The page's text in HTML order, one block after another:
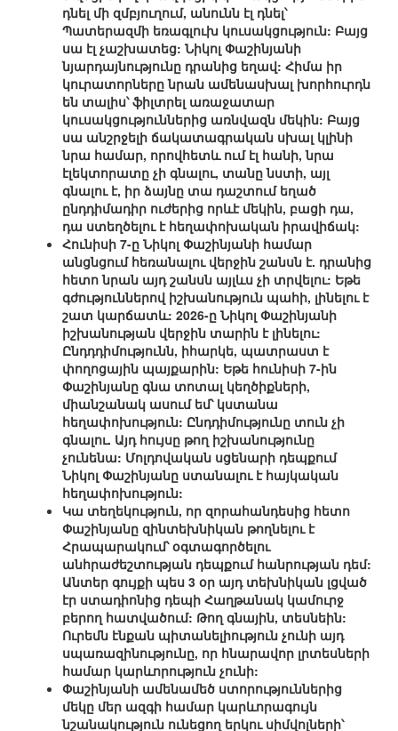
դնել մի զմբյուղում, անունն էլ դնել՝
Պատերազմի եռագլուխ կուսակցություն: Բայց
սա էլ չաշխատեց: Նիկոլ Փաշինյանի
նյարդայնությունը դրանից եղավ: Հիմա իր
կուրատորները նրան ամենասխալ խորհուրդն
են տալիս՝ ֆիլտրել առաջատար
կուսակցություններից առնվազն մեկին: Բայց
սա անշրջելի ճակատագրական սխալ կլինի
նրա համար, որովհետև ում էլ հանի, նրա
էլեկտորատը չի գնալու, տանը նստի, այլ
գնալու է, իր ձայնը տա դաշտում եղած
ընդդիմադիր ուժերից որևէ մեկին, բացի դա,
դա ստեղծելու է հեղափոխական իրավիճակ:
Հունիսի 7-ը Նիկոլ Փաշինյանի համար
անցնցում հեռանալու վերջին շանսն է. դրանից
հետո նրան այդ շանսն այլևս չի տրվելու: Եթե
գժություններով իշխանություն պահի, լինելու է
շատ կարճատև: 2026-ը Նիկոլ Փաշինյանի
իշխանության վերջին տարին է լինելու:
Ընդդդիմությունն, իհարկե, պատրաստ է
փողոցային պայքարին: Եթե հունիսի 7-ին
Փաշինյանը գնա տոտալ կեղծիքների,
միանշանակ ասում եմ՝ կստանա
հեղափոխություն: Ընդդիմությունը տուն չի
գնալու. Այդ հույսը թող իշխանությունը
չունենա: Մոլդովական սցենարի դեպքում
Նիկոլ Փաշինյանը ստանալու է հայկական
հեղափոխություն:
Կա տեղեկություն, որ զորահանդեսից հետո
Փաշինյանը զինտեխնիկան թողնելու է
Հրապարակում՝ օգտագործելու
անհրաժեշտության դեպքում հանրության դեմ:
Անտեր գույքի պես 3 օր այդ տեխնիկան լցված
էր ստադիոնից դեպի Հաղթանակ կամուրջ
բերող հատվածում: Թող գնային, տեսնեին:
Ուրեմն էնքան պիտանելիություն չունի այդ
սպառազինությունը, որ հնարավոր լրտեսների
համար կարևորություն չունի:
Փաշինյանի ամենամեծ ստորություններից
մեկը մեր ազգի համար կարևորագույն
նշանակություն ունեցող երկու սիմվոլների՝